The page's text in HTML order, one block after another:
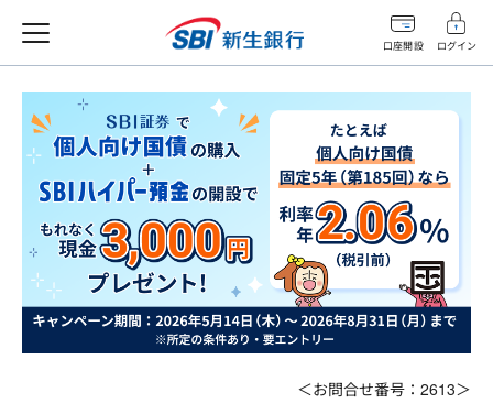
口座開設 ログイン
＜お問合せ番号：2613＞